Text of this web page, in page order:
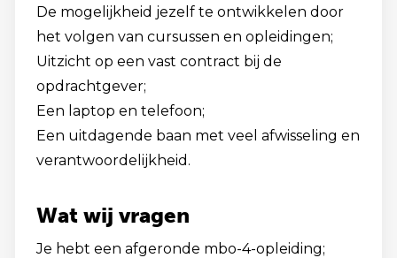
De mogelijkheid jezelf te ontwikkelen door
het volgen van cursussen en opleidingen;
Uitzicht op een vast contract bij de
opdrachtgever;
Een laptop en telefoon;
Een uitdagende baan met veel afwisseling en
verantwoordelijkheid.
Wat wij vragen
Je hebt een afgeronde mbo-4-opleiding;